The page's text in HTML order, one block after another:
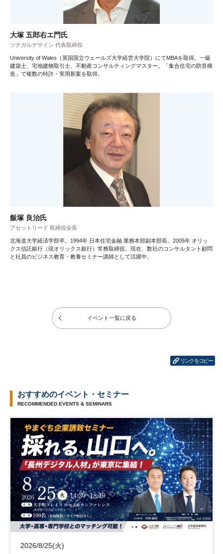
大塚 五郎右エ門氏
ツナガルデザイン 代表取締役
University of Wales（英国国立ウェールズ大学経営大学院）にてMBAを取得。一級
建築士、宅地建物取引士、不動産コンサルティングマスター。「集合住宅の防音構
造」で複数の特許・実用新案を取得。
飯塚 良治氏
アセットリード 取締役会長
北海道大学経済学部卒。1994年 日本住宅金融 業務本部副本部長。2005年 オリッ
クス信託銀行（現オリックス銀行）常務取締役。現在、数社のコンサルタント顧問
と社員のビジネス教育・教養セミナー講師として活躍中。
イベント一覧に戻る
リンクをコピー
おすすめのイベント・セミナー
RECOMMENDED EVENTS & SEMINARS
2026/8/25(火)